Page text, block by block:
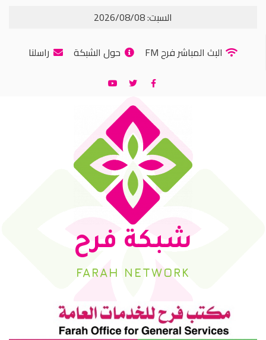
السبت: 2026/08/08
البث المباشر فرح FM
حول الشبكة راسلنا
شبكة فرح
FARAH NETWORK